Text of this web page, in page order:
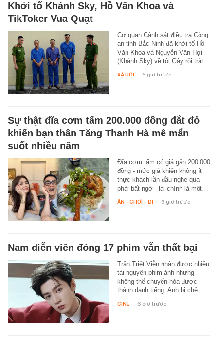
Khởi tố Khánh Sky, Hồ Văn Khoa và
TikToker Vua Quạt
Cơ quan Cảnh sát điều tra Công
an tỉnh Bắc Ninh đã khởi tố Hồ
Văn Khoa và Nguyễn Văn Hợi
(Khánh Sky) về tội Gây rối trật…
XÃ HỘI - 6 giờ trước
Sự thật đĩa cơm tấm 200.000 đồng đắt đỏ
khiến bạn thân Tăng Thanh Hà mê mẩn
suốt nhiều năm
Đĩa cơm tấm có giá gần 200.000
đồng - mức giá khiến không ít
thực khách lần đầu nghe qua
phải bất ngờ - lại chính là một…
ĂN - CHƠI - ĐI - 6 giờ trước
Nam diễn viên đóng 17 phim vẫn thất bại
Trần Triết Viễn nhận được nhiều
tài nguyên phim ảnh nhưng
không thể chuyển hóa được
thành danh tiếng. Anh bị chê…
CINE - 6 giờ trước